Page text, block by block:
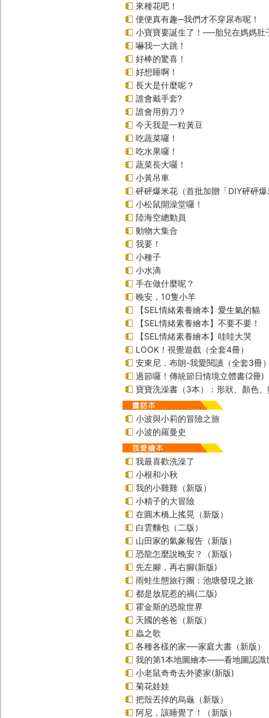
來種花吧！
便便真有趣─我們才不穿尿布呢！
小寶寶要誕生了！──胎兒在媽媽肚
嚇我一大跳！
好棒的驚喜！
好想睡啊！
長大是什麼呢？
誰會戴手套?
誰會用剪刀？
今天我是一粒黃豆
吃蔬菜囉！
吃水果囉！
蔬菜長大囉！
小黃吊車
砰砰爆米花（首批加贈「DIY砰砰
小松鼠開澡堂囉！
陸海空總動員
動物大集合
我要！
小種子
小水滴
手在做什麼呢？
晚安，10隻小羊
【SEL情緒素養繪本】愛生氣的貓
【SEL情緒素養繪本】不要不要！
【SEL情緒素養繪本】哇哇大哭
LOOK！視覺遊戲（全套4冊）
安東尼．布朗-我愛閱讀（全套3冊
過節囉！傳統節日情境立體書(2冊)
寶寶洗澡書（3本）：形狀、顏色、
小波與小莉的冒險之旅
小波的羅曼史
我最喜歡洗澡了
小根和小秋
我的小雞雞（新版）
小精子的大冒險
在圓木橋上搖晃（新版）
白雲麵包（二版）
山田家的氣象報告（新版）
恐龍怎麼說晚安？（新版）
先左腳，再右腳(新版)
雨蛙生態旅行團：池塘發現之旅
都是放屁惹的禍(二版)
霍金斯的恐龍世界
天國的爸爸（新版）
蟲之歌
各種各樣的家──家庭大書（新版）
我的第1本地圖繪本――看地圖認識
小老鼠奇奇去外婆家(新版)
菊花娃娃
把殼丟掉的烏龜（新版）
阿尼，該睡覺了！（新版）